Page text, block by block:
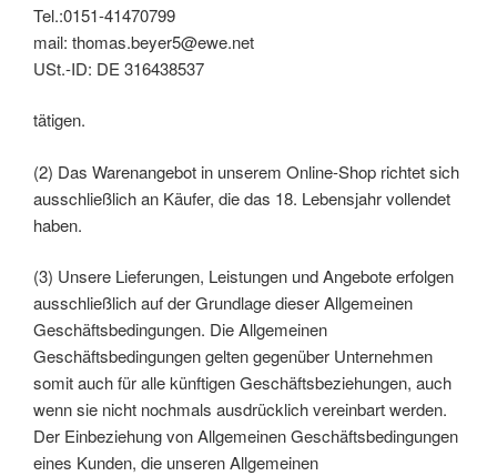
Tel.:0151-41470799
mail: thomas.beyer5@ewe.net
USt.-ID: DE 316438537
tätigen.
(2) Das Warenangebot in unserem Online-Shop richtet sich
ausschließlich an Käufer, die das 18. Lebensjahr vollendet
haben.
(3) Unsere Lieferungen, Leistungen und Angebote erfolgen
ausschließlich auf der Grundlage dieser Allgemeinen
Geschäftsbedingungen. Die Allgemeinen
Geschäftsbedingungen gelten gegenüber Unternehmen
somit auch für alle künftigen Geschäftsbeziehungen, auch
wenn sie nicht nochmals ausdrücklich vereinbart werden.
Der Einbeziehung von Allgemeinen Geschäftsbedingungen
eines Kunden, die unseren Allgemeinen